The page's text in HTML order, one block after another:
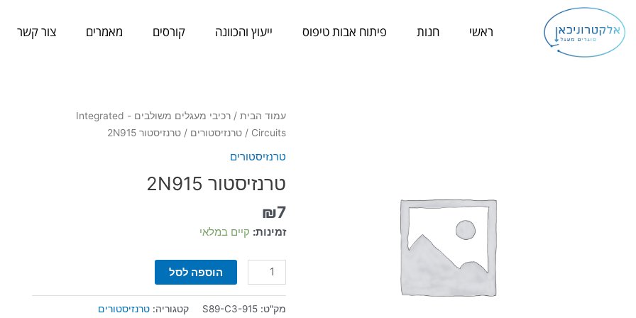
לתוכן
ראשי חנות פיתוח אבות טיפוס ייעוץ והכוונה קורסים מאמרים צור קשר
עמוד הבית/
רכיבי מעגלים משולבים - Integrated
Circuits
/ טרנזיסטורים / טרנזיסטור 2N915
טרנזיסטורים
טרנזיסטור 2N915
₪7
זמינות: קיים במלאי
כמות
של
הוספה לסל
מק"ט: S89-C3-915 קטגוריה: טרנזיסטורים